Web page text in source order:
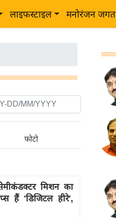
लाइफस्टाइल मनोरंजन जगत
फोटो
मिशन का
हैं 'डिजिटल हीरे',